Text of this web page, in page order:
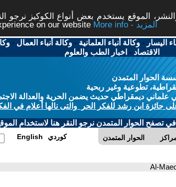
الموقع يستخدم بعض أنواع الكوكيز نرجو
on our website
More info - المزيد
اليسار -وكالة أنباء العلمانية -وكالة أنباء العمال -
الاقتصاد - اخبار الطب والعلوم
الحوار المتمدن
تطوعية وغير ربحية
ديمقراطي حديث يضمن الحرية والعدالة
جائزة ابن رشد للفكر الحر والتى نالها أعلام في
تصفح الحوار المتمدن نرجو النقر هنا لاستخدام
الحوار المتمدن English كوردي